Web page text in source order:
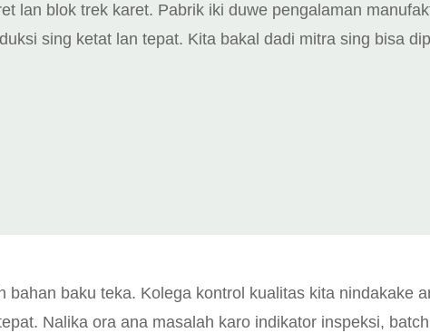
lan blok trek karet. Pabrik iki duwe pengalaman
sing ketat lan tepat. Kita bakal dadi mitra sing bisa
baku teka. Kolega kontrol kualitas kita nindakake
Nalika ora ana masalah karo indikator inspeksi,